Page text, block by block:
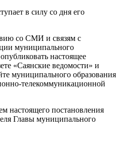
в силу со дня его
со СМИ и связям с
муниципального
настоящее
«Саянские ведомости» и
муниципального образования
телекоммуникационной
постановления
Главы муниципального